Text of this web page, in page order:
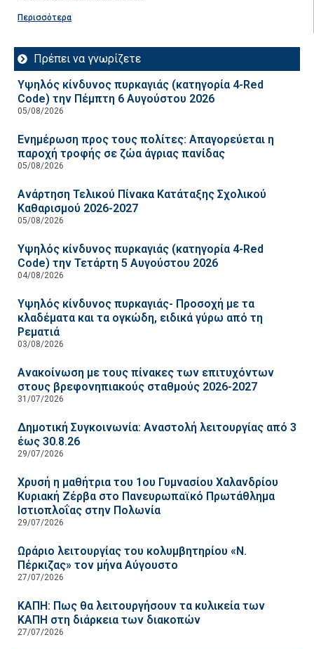
Περισσότερα
Πρέπει να γνωρίζετε
Υψηλός κίνδυνος πυρκαγιάς (κατηγορία 4-Red
Code) την Πέμπτη 6 Αυγούστου 2026
05/08/2026
Ενημέρωση προς τους πολίτες: Απαγορεύεται η
παροχή τροφής σε ζώα άγριας πανίδας
05/08/2026
Ανάρτηση Τελικού Πίνακα Κατάταξης Σχολικού
Καθαρισμού 2026-2027
05/08/2026
Υψηλός κίνδυνος πυρκαγιάς (κατηγορία 4-Red
Code) την Τετάρτη 5 Αυγούστου 2026
04/08/2026
Υψηλός κίνδυνος πυρκαγιάς- Προσοχή με τα
κλαδέματα και τα ογκώδη, ειδικά γύρω από τη
Ρεματιά
03/08/2026
Ανακοίνωση με τους πίνακες των επιτυχόντων
στους βρεφονηπιακούς σταθμούς 2026-2027
31/07/2026
Δημοτική Συγκοινωνία: Αναστολή λειτουργίας από 3
έως 30.8.26
29/07/2026
Χρυσή η μαθήτρια του 1ου Γυμνασίου Χαλανδρίου
Κυριακή Ζέρβα στο Πανευρωπαϊκό Πρωτάθλημα
Ιστιοπλοΐας στην Πολωνία
29/07/2026
Ωράριο λειτουργίας του κολυμβητηρίου «Ν.
Πέρκιζας» τον μήνα Αύγουστο
27/07/2026
ΚΑΠΗ: Πως θα λειτουργήσουν τα κυλικεία των
ΚΑΠΗ στη διάρκεια των διακοπών
27/07/2026